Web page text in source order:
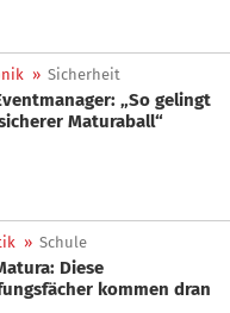
» Sicherheit
Maturaball“
» Schule
kommen dran